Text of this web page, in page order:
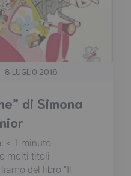
8 LUGLIO 2016
di Simona
< 1 minuto
molti titoli
del libro “Il